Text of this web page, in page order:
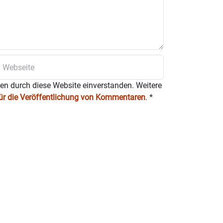
durch diese Website einverstanden. Weitere
die Veröffentlichung von Kommentaren. *